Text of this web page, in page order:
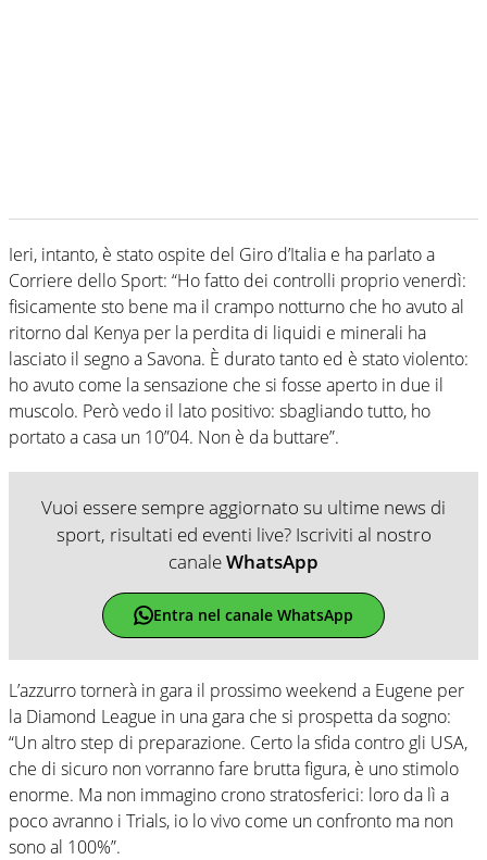
Ieri, intanto, è stato ospite del Giro d’Italia e ha parlato a
Corriere dello Sport: “Ho fatto dei controlli proprio venerdì:
fisicamente sto bene ma il crampo notturno che ho avuto al
ritorno dal Kenya per la perdita di liquidi e minerali ha
lasciato il segno a Savona. È durato tanto ed è stato violento:
ho avuto come la sensazione che si fosse aperto in due il
muscolo. Però vedo il lato positivo: sbagliando tutto, ho
portato a casa un 10”04. Non è da buttare”.
Vuoi essere sempre aggiornato su ultime news di
sport, risultati ed eventi live? Iscriviti al nostro
canaleWhatsApp
Entra nel canale WhatsApp
L’azzurro tornerà in gara il prossimo weekend a Eugene per
la Diamond League in una gara che si prospetta da sogno:
“Un altro step di preparazione. Certo la sfida contro gli USA,
che di sicuro non vorranno fare brutta figura, è uno stimolo
enorme. Ma non immagino crono stratosferici: loro da lì a
poco avranno i Trials, io lo vivo come un confronto ma non
sono al 100%”.